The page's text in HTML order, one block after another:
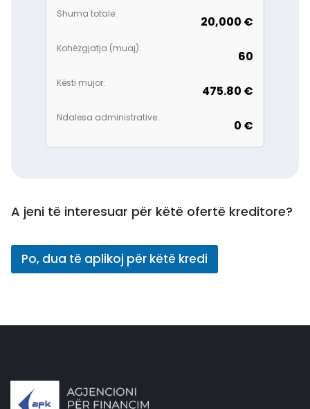
Shuma totale:
20,000 €
Kohëzgjatja (muaj):
60
Kësti mujor:
475.80 €
Ndalesa administrative:
0 €
A jeni të interesuar për këtë ofertë kreditore?
Po, dua të aplikoj për këtë kredi